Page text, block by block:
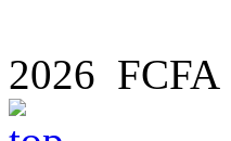
2026 FCFA